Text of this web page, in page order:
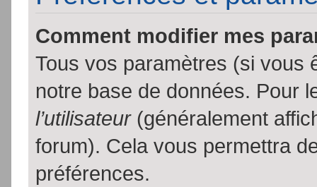
Comment modifier mes
Tous vos paramètres (si vous
notre base de données. Pour
l’utilisateur(généralement
forum). Cela vous permettra
préférences.